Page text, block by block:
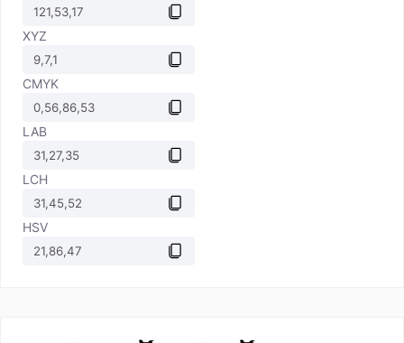
XYZ
CMYK
LAB
LCH
HSV